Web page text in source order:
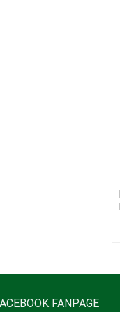
FANPAGE